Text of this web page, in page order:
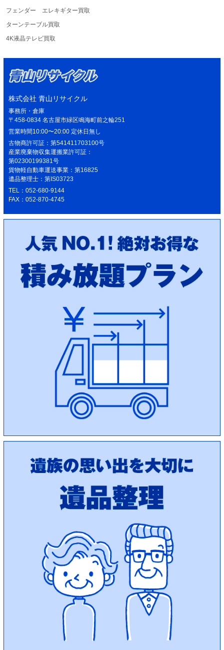
フェンダー エレキギター買取
ターンテーブル買取
4K液晶テレビ買取
株式会社 青山リサイクル
事務所・倉庫
〒458-0834 名古屋市緑区鳴海町前之輪251
営業時間10:00〜20:00 定休日無し
古物商許可証：第541411703100号
産業廃棄物収集運搬業許可証：
第02300199381号
貨物軽自動車運送事業：第16825
遺品整理士：第IS03723
TEL：052-680-9144
FAX：052-870-4745